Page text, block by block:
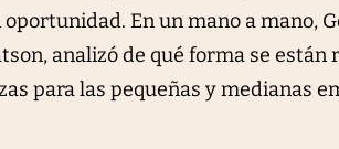
En un mano a mano,
analizó de qué forma se están
para las pequeñas y medianas